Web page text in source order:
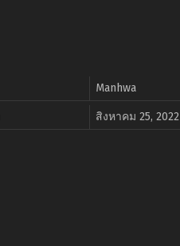
Manhwa
สิงหาคม 25, 2022